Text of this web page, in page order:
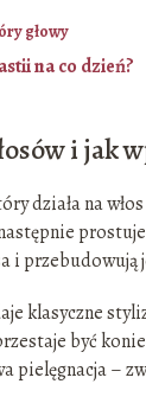
głowy
na co dzień?
i jak
działa na
i
klasyczne
być
pielęgnacja –